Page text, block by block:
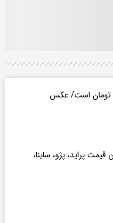
پراید، پژو، ساینا،